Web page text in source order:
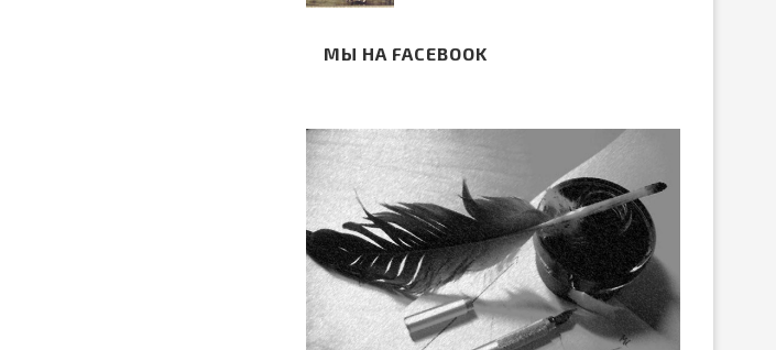
МЫ НА FACEBOOK